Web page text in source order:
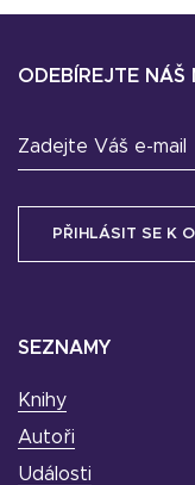
SEZNAMY
Knihy
Autoři
Události
ODEBÍREJTE NÁŠ
Zadejte Váš e-mail